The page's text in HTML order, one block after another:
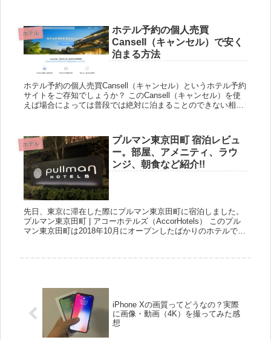
ホテル
ホテル予約の個人売買
Cansell（キャンセル）で安く
泊まる方法
ホテル予約の個人売買Cansell（キャンセル）というホテル予約
サイトをご存知でしょうか？ このCansell（キャンセル）を使
えば場合によっては普段では絶対に泊まることのできない相場
ホテル
プルマン東京田町 宿泊レビュ
ー。部屋、アメニティ、ラウ
ンジ、朝食など紹介!!
先日、東京に滞在した際にプルマン東京田町に宿泊しました。
プルマン東京田町 | アコーホテルズ（AccorHotels） このプル
マン東京田町は2018年10月にオープンしたばかりのホテルで
iPhone Xの画質ってどうなの？実際
に画像・動画（4K）を撮ってみた感
想